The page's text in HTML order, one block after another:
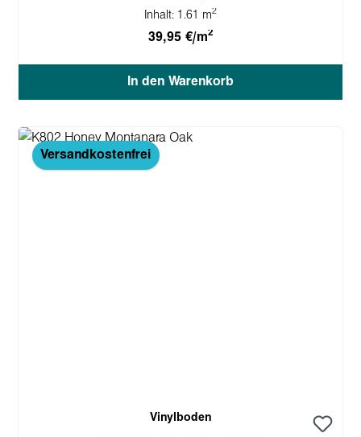
Inhalt: 1.61 m2
39,95 €/m2
In den Warenkorb
Versandkostenfrei
Vinylboden